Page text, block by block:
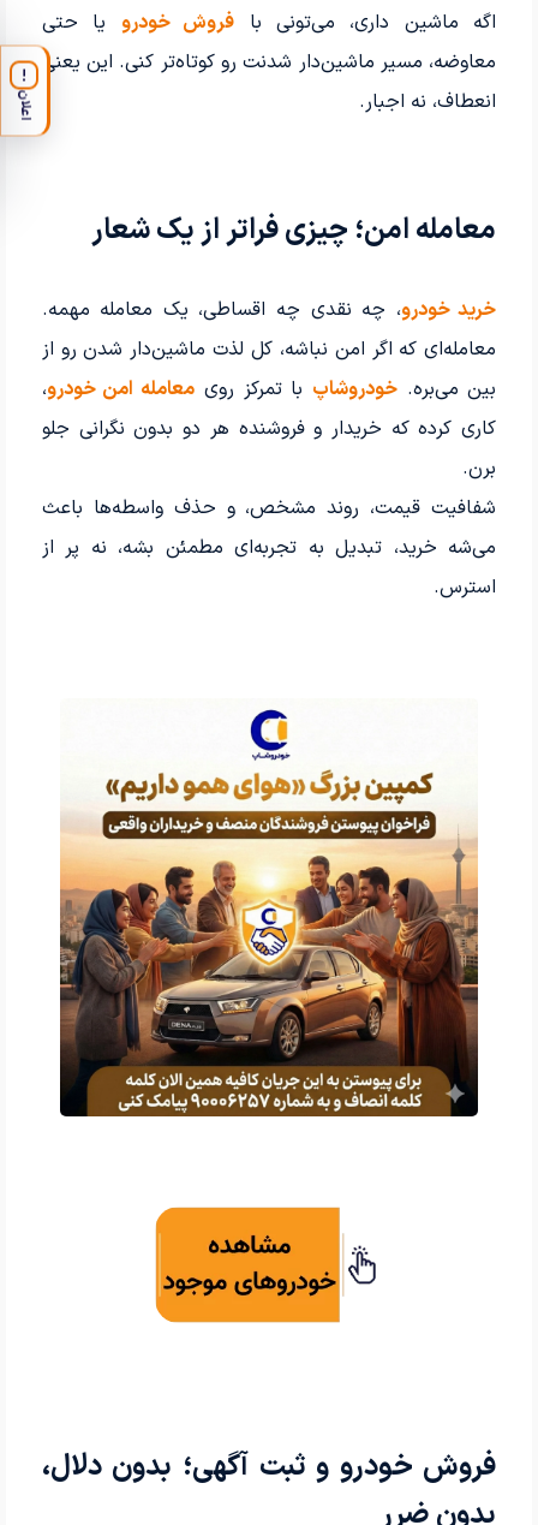
اگه ماشین داری، می‌تونی با فروش خودرو یا حتی
معاوضه، مسیر ماشین‌دار شدنت رو کوتاه‌تر کنی. این یعنی
انعطاف، نه اجبار.
معامله امن؛ چیزی فراتر از یک شعار
خرید خودرو، چه نقدی چه اقساطی، یک معامله مهمه.
معامله‌ای که اگر امن نباشه، کل لذت ماشین‌دار شدن رو از
بین می‌بره.خودروشاپ با تمرکز روی معامله امن خودرو،
کاری کرده که خریدار و فروشنده هر دو بدون نگرانی جلو
برن.
شفافیت قیمت، روند مشخص، و حذف واسطه‌ها باعث
می‌شه خرید، تبدیل به تجربه‌ای مطمئن بشه، نه پر از
استرس.
فروش خودرو و ثبت آگهی؛ بدون دلال،
بدون ضرر
!
اعلان